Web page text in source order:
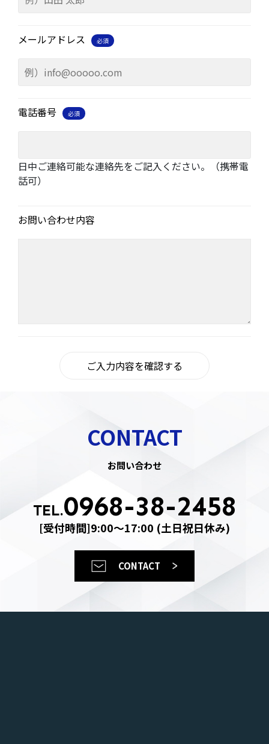
荒木重機に
サービス内容
ICT施工
解体工事事業
電気工事事業
施工事例
採用情報
お問い合わせ
プライバシーポリシー
メールアドレス 必須
電話番号 必須
日中ご連絡可能な連絡先をご記入ください。（携帯電
話可）
お問い合わせ内容
CONTACT
お問い合わせ
TEL.0968-38-2458
[受付時間]9:00〜17:00 (土日祝日休み)
CONTACT